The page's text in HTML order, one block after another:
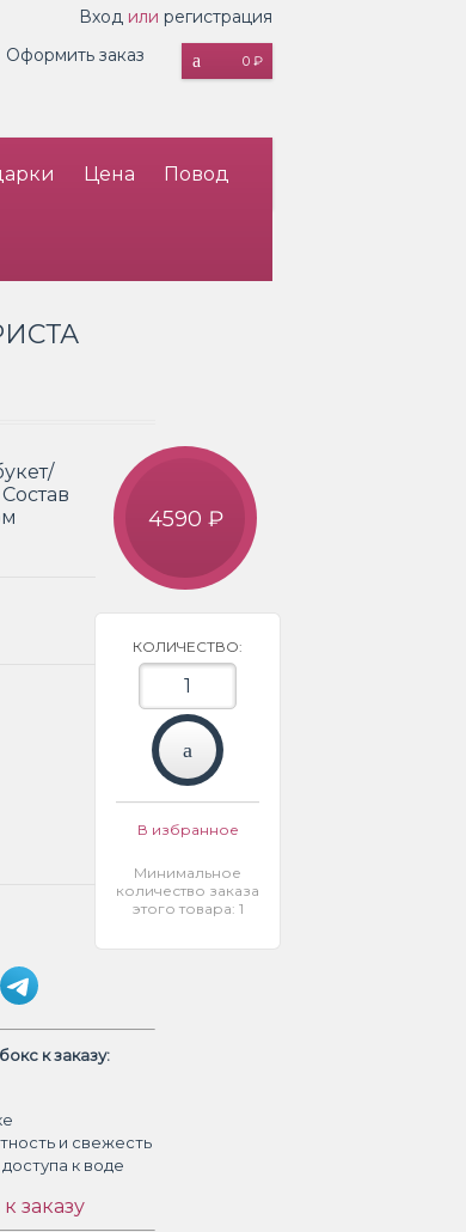
Вход или регистрация
0 ₽
Оформить заказ
Цена Повод
4590 ₽
КОЛИЧЕСТВО:
В избранное
Минимальное
количество заказа
этого товара: 1
к заказу:
и свежесть
к воде
заказу